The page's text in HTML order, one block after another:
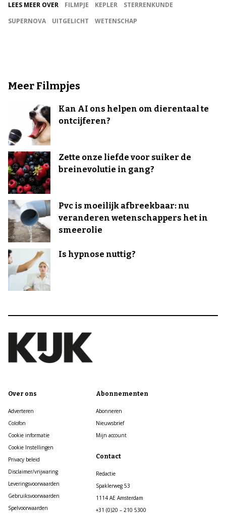
LEES MEER OVER FILMPJE KEPLER
STERRENKUNDE
SUPERNOVA
UITGELICHT WETENSCHAP
Meer Filmpjes
Kan AI ons helpen om dierentaal te
ontcijferen?
Zette onze liefde voor suiker de
breinevolutie in gang?
Pvc is moeilijk afbreekbaar: nu
veranderen wetenschappers het in
smeerolie
Is hypnose nuttig?
Over ons
Adverteren
Colofon
Cookie informatie
Cookie Instellingen
Privacy beleid
Disclaimer/vrijwaring
Leveringsvoorwaarden
Gebruiksvoorwaarden
Spelvoorwaarden
Abonnementen
Abonneren
Nieuwsbrief
Mijn account
Contact
Redactie
Spaklerweg 53
1114 AE Amsterdam
+31 (0)20 – 210 5300